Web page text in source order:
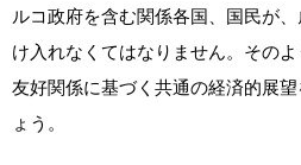
ルコ政府を含む関係各国、国民が
け入れなくてはなりません。その
友好関係に基づく共通の経済的展
ょう。